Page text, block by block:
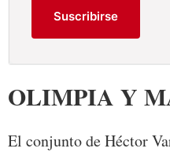
Suscribirse
OLIMPIA Y
El conjunto de Héctor